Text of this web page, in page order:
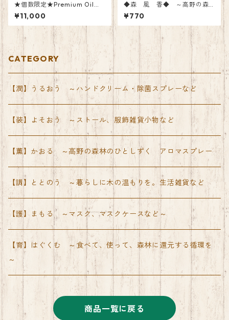
★個数限定★Premium Oil
【高野の森林のひとしずく】
アカマツ精油香り比べセット
¥11,000
◆森 風 香◆ ～高野の森
の香りハンドクリーム～ 【10
ｇ】／限定Pりくぼくちゃん
¥770
CATEGORY
【潤】うるおう ～ハンドクリーム・除菌スプレーなど
【装】よそおう ～ストール、服飾雑貨小物など
【薫】かおる ～高野の森林のひとしずく アロマスプレー
【調】ととのう ～暮らしに木の温もりを。生活雑貨など
【護】まもる ～マスク、マスクケースなど～
【育】はぐくむ ～食べて、使って、森林に還元する循環を
～
商品一覧に戻る